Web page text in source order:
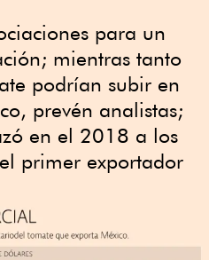
para un
mientras tanto
podrían subir en
prevén analistas;
en el 2018 a los
primer exportador